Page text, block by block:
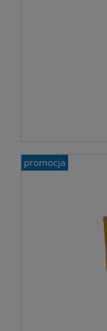
promocja